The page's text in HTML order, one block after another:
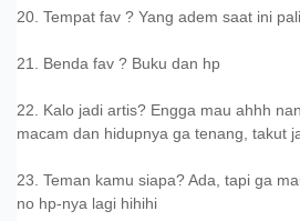
20. Tempat fav ? Yang adem saat ini
21. Benda fav ? Buku dan hp
22. Kalo jadi artis? Engga mau ahhh
macam dan hidupnya ga tenang, takut
23. Teman kamu siapa? Ada, tapi ga
no hp-nya lagi hihihi